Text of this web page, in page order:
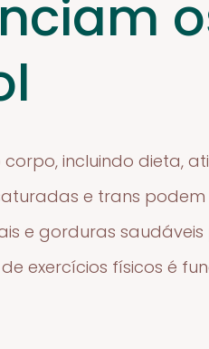
incluindo dieta,
e trans podem
e gorduras
exercícios físicos é